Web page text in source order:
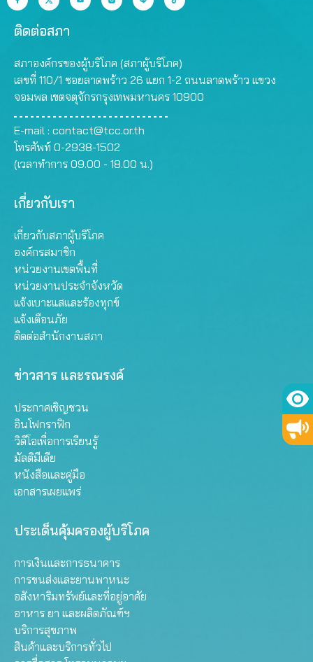
ติดต่อสภา
สภาองค์กรของผู้บริโภค (สภาผู้บริโภค)
เลขที่ 110/1 ซอยลาดพร้าว 26 แยก 1-2 ถนนลาดพร้าว แขวง
จอมพล เขตจตุจักรกรุงเทพมหานคร 10900
E-mail : contact@tcc.or.th
โทรศัพท์ 0-2938-1502
(เวลาทำการ 09.00 - 18.00 น.)
เกี่ยวกับเรา
เกี่ยวกับสภาผู้บริโภค
องค์กรสมาชิก
หน่วยงานเขตพื้นที่
หน่วยงานประจำจังหวัด
แจ้งเบาะแสและร้องทุกข์
แจ้งเตือนภัย
ติดต่อสำนักงานสภา
ข่าวสาร และรณรงค์
ประกาศเชิญชวน
อินโฟกราฟิก
วิดีโอเพื่อการเรียนรู้
มัลติมีเดีย
หนังสือและคู่มือ
เอกสารเผยแพร่
ประเด็นคุ้มครองผู้บริโภค
การเงินและการธนาคาร
การขนส่งและยานพาหนะ
อสังหาริมทรัพย์และที่อยู่อาศัย
อาหาร ยา และผลิตภัณฑ์ฯ
บริการสุขภาพ
สินค้าและบริการทั่วไป